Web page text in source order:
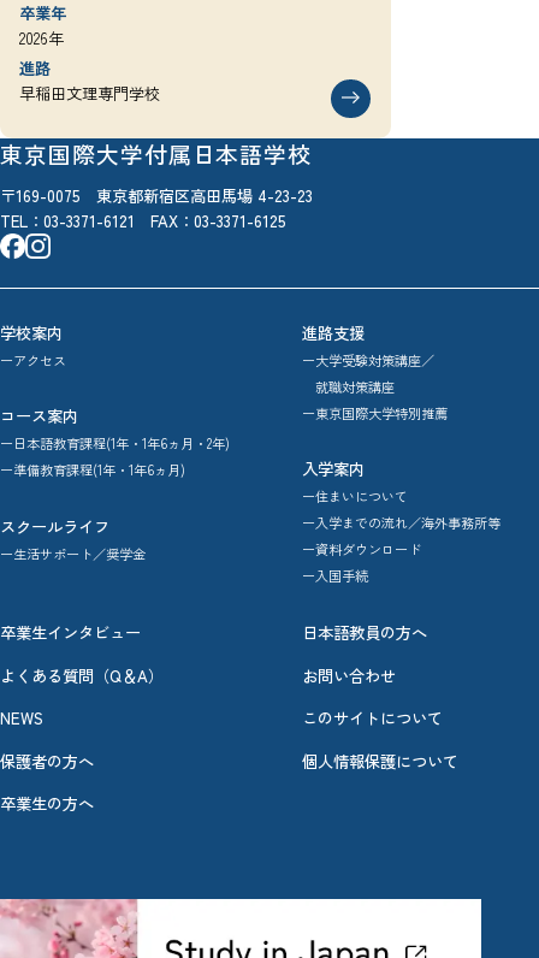
卒業年
2026年
進路
早稲田文理専門学校
東京国際大学付属日本語学校
〒169-0075 東京都新宿区高田馬場 4-23-23
TEL： 03-3371-6121 FAX：03-3371-6125
学校案内
ーアクセス
コース案内
ー日本語教育課程(1年・1年6ヵ月・2年)
ー準備教育課程(1年・1年6ヵ月)
スクールライフ
ー生活サポート／奨学金
進路支援
ー大学受験対策講座／
就職対策講座
ー東京国際大学特別推薦
入学案内
ー住まいについて
ー入学までの流れ／海外事務所等
ー資料ダウンロード
ー入国手続
卒業生インタビュー
よくある質問（Q＆A）
NEWS
保護者の方へ
卒業生の方へ
日本語教員の方へ
お問い合わせ
このサイトについて
個人情報保護について